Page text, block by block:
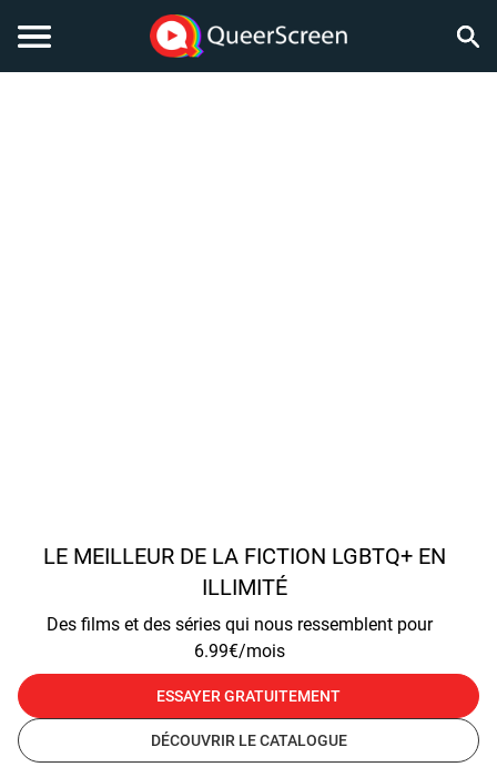
LE MEILLEUR DE LA FICTION LGBTQ+ EN
ILLIMITÉ
Des films et des séries qui nous ressemblent pour
6.99€/mois
ESSAYER GRATUITEMENT
DÉCOUVRIR LE CATALOGUE